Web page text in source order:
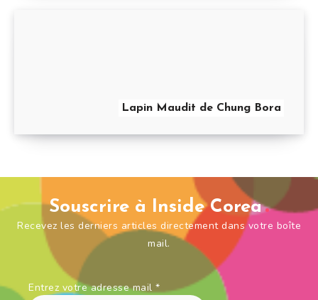
Lapin Maudit de Chung Bora
Souscrire à Inside Corea
Recevez les derniers articles directement dans votre boîte
mail.
Entrez votre adresse mail *